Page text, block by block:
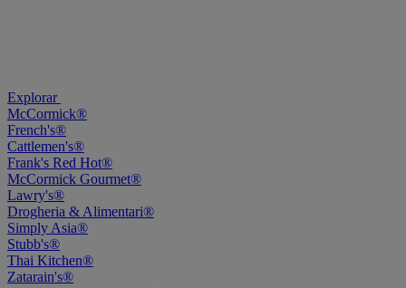
Explorar
McCormick®
French's®
Cattlemen's®
Frank's Red Hot®
McCormick Gourmet®
Lawry's®
Drogheria & Alimentari®
Simply Asia®
Stubb's®
Thai Kitchen®
Zatarain's®